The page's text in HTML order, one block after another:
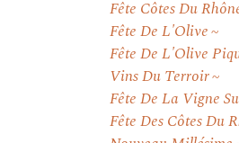
Fête Côtes Du
Fête De L'Olive
Fête De L'Olive
Vins Du Terroir
Fête De La Vigne
Fête Des Côtes Du